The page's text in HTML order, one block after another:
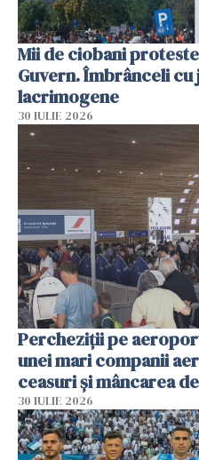
Mii de ciobani
Guvern. Îmbrânceli cu
lacrimogene
30 IULIE 2026
Percheziții pe
unei mari companii
ceasuri și mâncarea
30 IULIE 2026